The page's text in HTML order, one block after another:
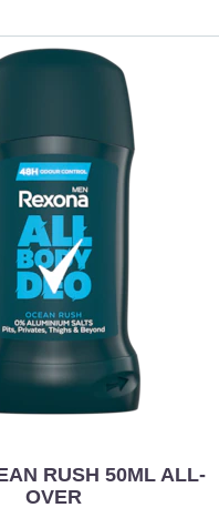
RUSH 50ML ALL-
OVER